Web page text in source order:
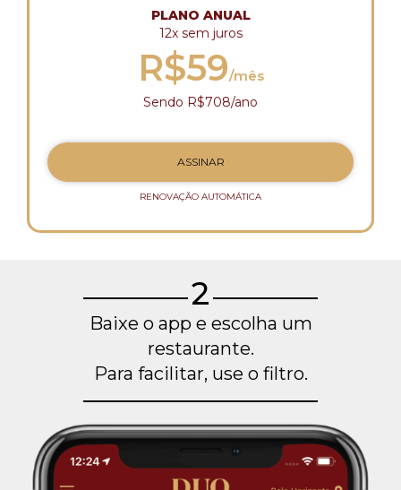
PLANO ANUAL
12x sem juros
R$59/mês
Sendo R$708/ano
ASSINAR
RENOVAÇÃO AUTOMÁTICA
2
Baixe o app e escolha um
restaurante.
Para facilitar, use o filtro.